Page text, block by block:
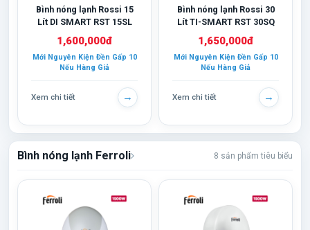
Bình nóng lạnh Rossi 15
Lít DI SMART RST 15SL
1,600,000đ
Mới Nguyên Kiện Đền Gấp 10
Nếu Hàng Giả
Xem chi tiết →
Bình nóng lạnh Rossi 30
Lít TI-SMART RST 30SQ
1,650,000đ
Mới Nguyên Kiện Đền Gấp 10
Nếu Hàng Giả
Xem chi tiết →
Bình nóng lạnh Ferroli 8 sản phẩm tiêu biểu